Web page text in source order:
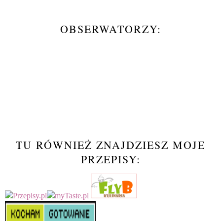
OBSERWATORZY:
TU RÓWNIEŻ ZNAJDZIESZ MOJE
PRZEPISY: